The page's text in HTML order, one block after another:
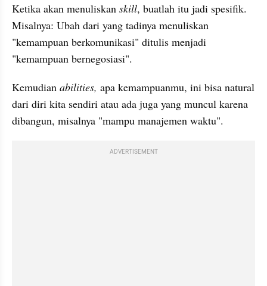
Ketika akan menuliskan skill, buatlah itu jadi spesifik.
Misalnya: Ubah dari yang tadinya menuliskan
"kemampuan berkomunikasi" ditulis menjadi
"kemampuan bernegosiasi".
Kemudian abilities, apa kemampuanmu, ini bisa natural
dari diri kita sendiri atau ada juga yang muncul karena
dibangun, misalnya "mampu manajemen waktu".
ADVERTISEMENT